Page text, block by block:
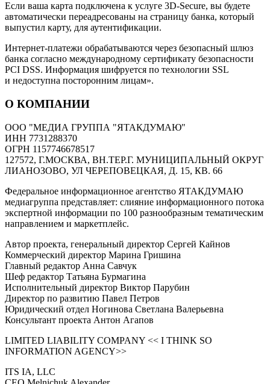
Если ваша карта подключена к услуге 3D-Secure, вы будете
автоматически переадресованы на страницу банка, который
выпустил карту, для аутентификации.
Интернет-платежи обрабатываются через безопасный шлюз
банка согласно международному сертификату безопасности
PCI DSS. Информация шифруется по технологии SSL
и недоступна посторонним лицам».
О КОМПАНИИ
ООО "МЕДИА ГРУППА "ЯТАКДУМАЮ"
ИНН 7731288370
ОГРН 1157746678517
127572, Г.МОСКВА, ВН.ТЕР.Г. МУНИЦИПАЛЬНЫЙ ОКРУГ
ЛИАНОЗОВО, УЛ ЧЕРЕПОВЕЦКАЯ, Д. 15, КВ. 66
Федеральное информационное агентство ЯТАКДУМАЮ
медиагруппа представляет: слияние информационного потока
экспертной информации по 100 разнообразным тематическим
направлением и маркетплейс.
Автор проекта, генеральный директор Сергей Кайнов
Коммерческий директор Марина Гришина
Главный редактор Анна Савчук
Шеф редактор Татьяна Бурмагина
Исполнительный директор Виктор Парубин
Директор по развитию Павел Петров
Юридический отдел Ногинова Светлана Валерьевна
Консультант проекта Антон Агапов
LIMITED LIABILITY COMPANY << I THINK SO
INFORMATION AGENCY>>
ITS IA, LLC